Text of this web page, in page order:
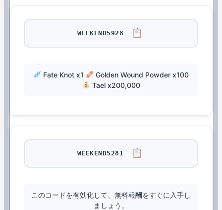
WEEKEND5928
Fate Knot x1
Golden Wound Powder x100
Tael x200,000
WEEKEND5281
このコードを有効化して、無料報酬をすぐに入手し
ましょう。